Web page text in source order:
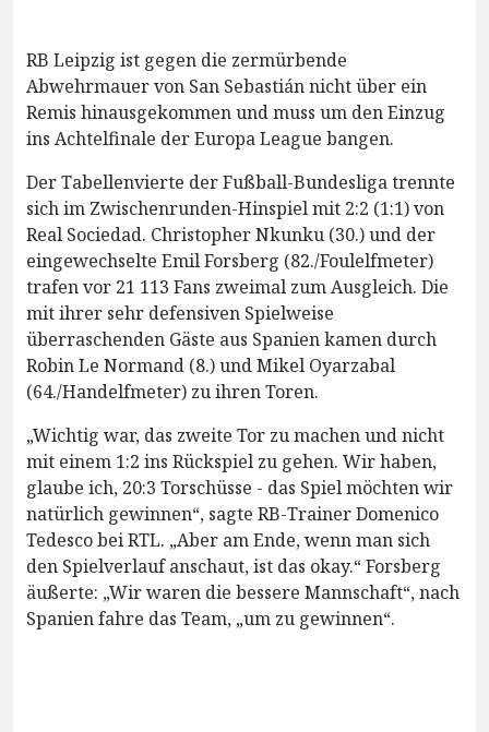
RB Leipzig ist gegen die zermürbende
Abwehrmauer von San Sebastián nicht über ein
Remis hinausgekommen und muss um den Einzug
ins Achtelfinale der Europa League bangen.
Der Tabellenvierte der Fußball-Bundesliga trennte
sich im Zwischenrunden-Hinspiel mit 2:2 (1:1) von
Real Sociedad. Christopher Nkunku (30.) und der
eingewechselte Emil Forsberg (82./Foulelfmeter)
trafen vor 21 113 Fans zweimal zum Ausgleich. Die
mit ihrer sehr defensiven Spielweise
überraschenden Gäste aus Spanien kamen durch
Robin Le Normand (8.) und Mikel Oyarzabal
(64./Handelfmeter) zu ihren Toren.
„Wichtig war, das zweite Tor zu machen und nicht
mit einem 1:2 ins Rückspiel zu gehen. Wir haben,
glaube ich, 20:3 Torschüsse - das Spiel möchten wir
natürlich gewinnen“, sagte RB-Trainer Domenico
Tedesco bei RTL. „Aber am Ende, wenn man sich
den Spielverlauf anschaut, ist das okay.“ Forsberg
äußerte: „Wir waren die bessere Mannschaft“, nach
Spanien fahre das Team, „um zu gewinnen“.